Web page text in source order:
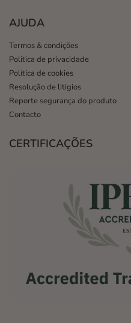
AJUDA
Termos & condições
Politica de privacidade
Política de cookies
Resolução de litigios
Reporte segurança do produto
Contacto
CERTIFICAÇÕES